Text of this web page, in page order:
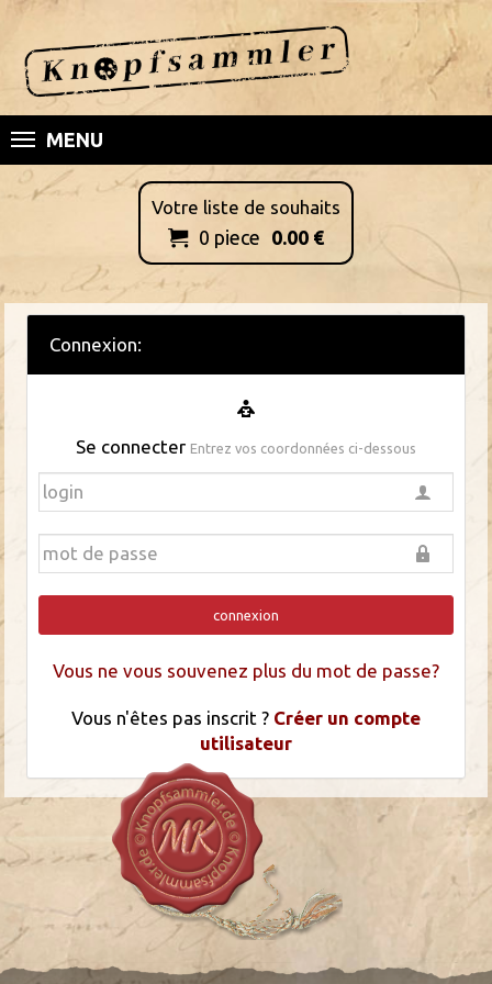
MENU
Votre liste de souhaits
 0 piece 0.00 €
Connexion:
Se connecter Entrez vos coordonnées ci-dessous
connexion
Vous ne vous souvenez plus du mot de passe?
Vous n'êtes pas inscrit ? Créer un compte
utilisateur